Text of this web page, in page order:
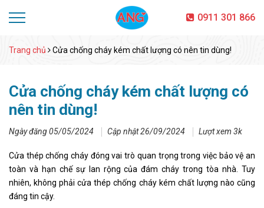
0911 301 866
Trang chủ Cửa chống cháy kém chất lượng có nên tin dùng!
Cửa chống cháy kém chất lượng có
nên tin dùng!
Ngày đăng 05/05/2024 Cập nhật 26/09/2024 Lượt xem 3k
Cửa thép chống cháy đóng vai trò quan trọng trong việc bảo vệ an
toàn và hạn chế sự lan rộng của đám cháy trong tòa nhà. Tuy
nhiên, không phải cửa thép chống cháy kém chất lượng nào cũng
đáng tin cậy.